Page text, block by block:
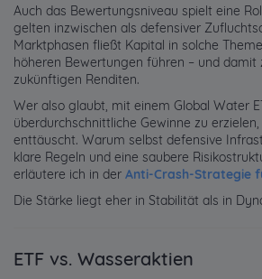
Auch das Bewertungsniveau spielt eine
gelten inzwischen als defensiver
Marktphasen fließt Kapital in solche
höheren Bewertungen führen – und damit
zukünftigen Renditen.
Wer also glaubt, mit einem Global Water
überdurchschnittliche Gewinne zu
enttäuscht. Warum selbst defensive
klare Regeln und eine saubere
erläutere ich in der Anti-Crash-Strategie
Die Stärke liegt eher in Stabilität als in
ETF vs. Wasseraktien